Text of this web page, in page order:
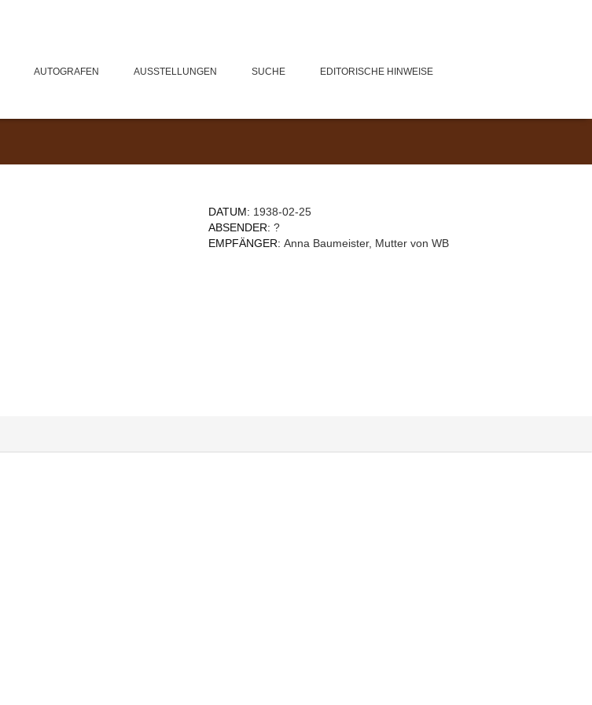
AUTOGRAFEN AUSSTELLUNGEN SUCHE EDITORISCHE HINWEISE
DATUM: 1938-02-25
ABSENDER: ?
EMPFÄNGER: Anna Baumeister, Mutter von WB